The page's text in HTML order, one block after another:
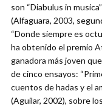
son “Diabulus in
(Alfaguara, 2003,
“Donde siempre es
ha obtenido el premio
ganadora más joven
de cinco ensayos:
cuentos de hadas y el
(Aguilar, 2002), sobre